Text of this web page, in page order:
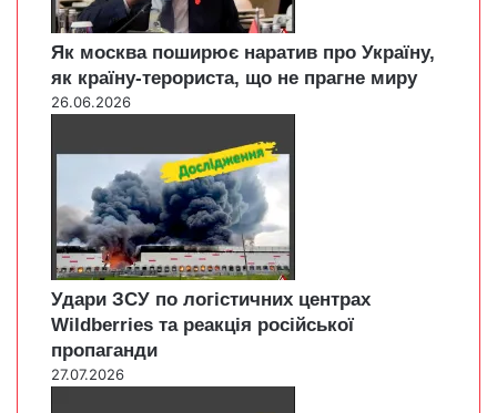
Як москва поширює наратив про Україну,
як країну-терориста, що не прагне миру
26.06.2026
Удари ЗСУ по логістичних центрах
Wildberries та реакція російської
пропаганди
27.07.2026